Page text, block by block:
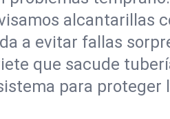
alcantarillas
a evitar fallas
que sacude
para proteger